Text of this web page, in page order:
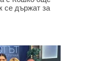
се държат за